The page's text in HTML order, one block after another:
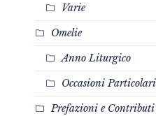
Varie
Omelie
Anno Liturgico
Occasioni Particolari
Prefazioni e Contributi